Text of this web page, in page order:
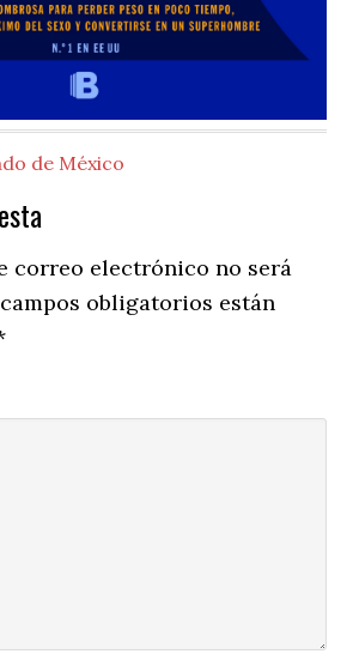
de México
correo electrónico no será
obligatorios están